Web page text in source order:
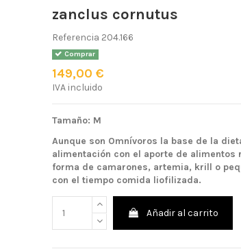
zanclus cornutus
Referencia 204.166
Comprar
149,00 €
IVA incluido
Tamaño: M
Aunque son Omnívoros la base de la
alimentación con el aporte de
forma de camarones, artemia, krill o
con el tiempo comida liofilizada.
Añadir al carrito